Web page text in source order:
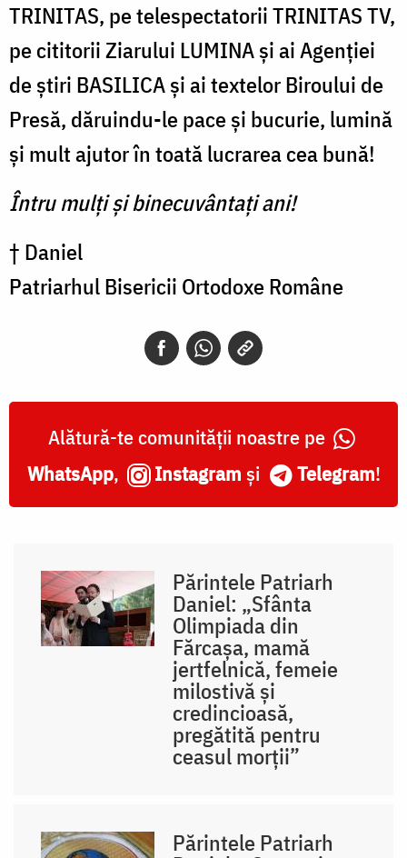
TRINITAS, pe telespectatorii TRINITAS TV,
pe cititorii Ziarului LUMINA și ai Agenţiei
de ştiri BASILICA şi ai textelor Biroului de
Presă, dăruindu-le pace şi bucurie, lumină
şi mult ajutor în toată lucrarea cea bună!
Întru mulţi şi binecuvântaţi ani!
† Daniel
Patriarhul Bisericii Ortodoxe Române
Alătură-te comunității noastre pe
WhatsApp, Instagram și Telegram!
Părintele Patriarh
Daniel: „Sfânta
Olimpiada din
Fărcașa, mamă
jertfelnică, femeie
milostivă și
credincioasă,
pregătită pentru
ceasul morții”
Părintele Patriarh